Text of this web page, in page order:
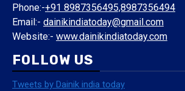
Phone:-+91 8987356495,8987356494
Email:- dainikindiatoday@gmail.com
Website:- www.dainikindiatoday.com
FOLLOW US
Tweets by Dainik india today